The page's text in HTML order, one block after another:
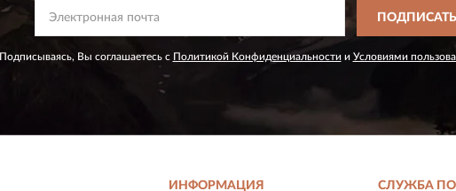
Подписываясь, Вы соглашаетесь с Политикой Конфиденциальности и Условиями
ИНФОРМАЦИЯ СЛУЖБА